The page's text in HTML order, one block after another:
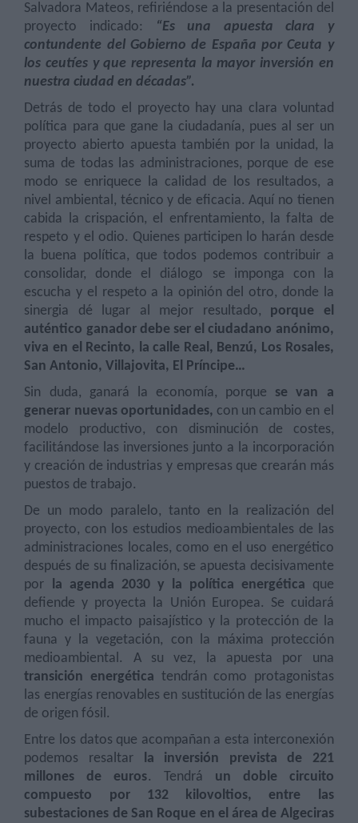
Salvadora Mateos, refiriéndose a la presentación del
proyecto indicado:
“Es una apuesta clara y
contundente del Gobierno de España por Ceuta y
los ceutíes y que representa la mayor inversión en
nuestra ciudad en décadas”.
Detrás de todo el proyecto hay una clara voluntad
política para que gane la ciudadanía, pues al ser un
proyecto abierto apuesta también por la unidad, la
suma de todas las administraciones, porque de ese
modo se enriquece la calidad de los resultados, a
nivel ambiental, técnico y de eficacia. Aquí no tienen
cabida la crispación, el enfrentamiento, la falta de
respeto y el odio. Quienes participen lo harán desde
la buena política, que todos podemos contribuir a
consolidar, donde el diálogo se imponga con la
escucha y el respeto a la opinión del otro, donde la
sinergia dé lugar al mejor resultado, porque el
auténtico ganador debe ser el ciudadano anónimo,
viva en el Recinto, la calle Real, Benzú, Los Rosales,
San Antonio, Villajovita, El Príncipe…
Sin duda, ganará la economía, porque se van a
generar nuevas oportunidades, con un cambio en el
modelo productivo, con disminución de costes,
facilitándose las inversiones junto a la incorporación
y creación de industrias y empresas que crearán más
puestos de trabajo.
De un modo paralelo, tanto en la realización del
proyecto, con los estudios medioambientales de las
administraciones locales, como en el uso energético
después de su finalización, se apuesta decisivamente
por la agenda 2030 y la política energética que
defiende y proyecta la Unión Europea. Se cuidará
mucho el impacto paisajístico y la protección de la
fauna y la vegetación, con la máxima protección
medioambiental. A su vez, la apuesta por una
transición energética tendrán como protagonistas
las energías renovables en sustitución de las energías
de origen fósil.
Entre los datos que acompañan a esta interconexión
podemos resaltar la inversión prevista de 221
millones de euros. Tendrá un doble circuito
compuesto por 132 kilovoltios, entre las
subestaciones de San Roque en el área de Algeciras